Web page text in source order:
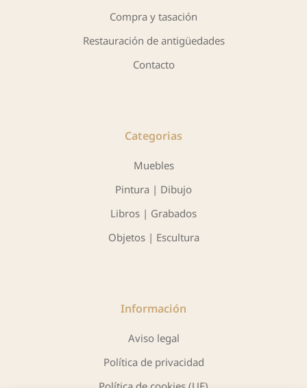
Compra y tasación
Restauración de antigüedades
Contacto
Categorias
Muebles
Pintura | Dibujo
Libros | Grabados
Objetos | Escultura
Información
Aviso legal
Política de privacidad